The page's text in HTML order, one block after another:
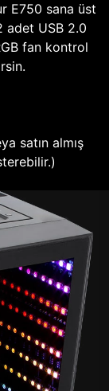
E750 sana üst
adet USB 2.0
fan kontrol
satın almış